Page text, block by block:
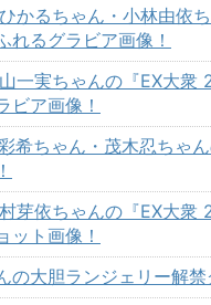
かるちゃん・小林由依
れるグラビア画像！
一実ちゃんの『EX大衆
ビア画像！
希ちゃん・茂木忍ちゃ
芽依ちゃんの『EX大衆
ット画像！
の大胆ランジェリー解禁